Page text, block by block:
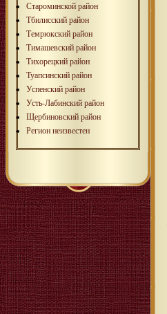
Староминской район
Тбилисский район
Темрюкский район
Тимашевский район
Тихорецкий район
Туапсинский район
Успенский район
Усть-Лабинский район
Щербиновский район
Регион неизвестен